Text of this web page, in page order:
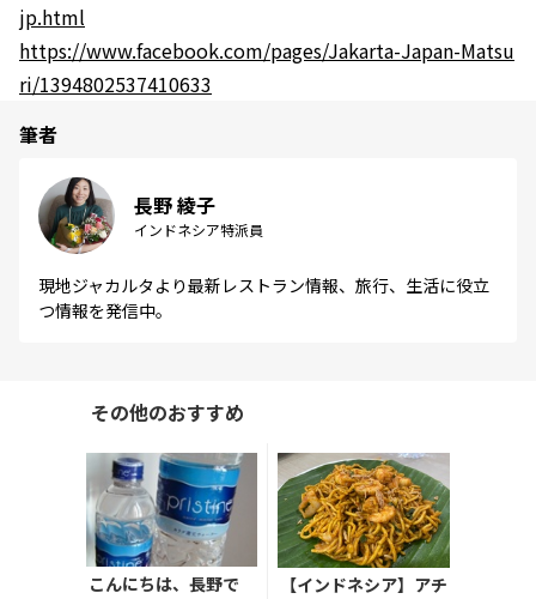
jp.html
https://www.facebook.com/pages/Jakarta-Japan-Matsu
ri/1394802537410633
筆者
長野 綾子
インドネシア特派員
現地ジャカルタより最新レストラン情報、旅行、生活に役立
つ情報を発信中。
その他のおすすめ
こんにちは、長野で 【インドネシア】アチ